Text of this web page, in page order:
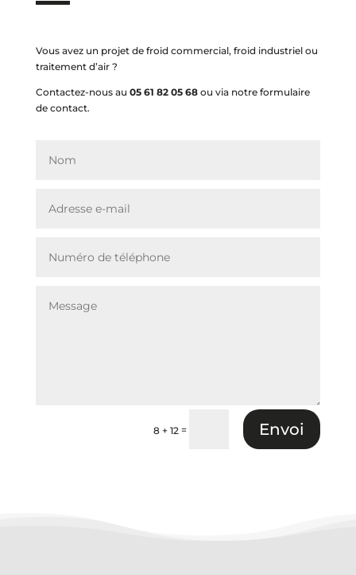
Vous avez un projet de froid commercial, froid industriel ou
traitement d’air ?
Contactez-nous au 05 61 82 05 68ou via notre formulaire
de contact.
8 + 12 = Envoi